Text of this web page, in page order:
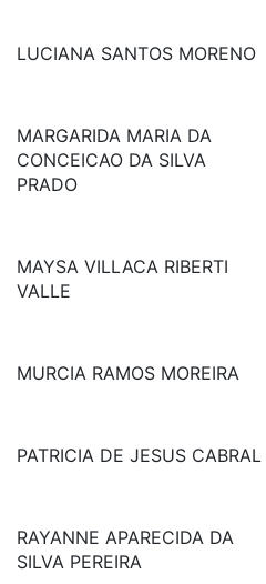
LUCIANA SANTOS MORENO
MARGARIDA MARIA DA
CONCEICAO DA SILVA
PRADO
MAYSA VILLACA RIBERTI
VALLE
MURCIA RAMOS MOREIRA
PATRICIA DE JESUS CABRAL
RAYANNE APARECIDA DA
SILVA PEREIRA